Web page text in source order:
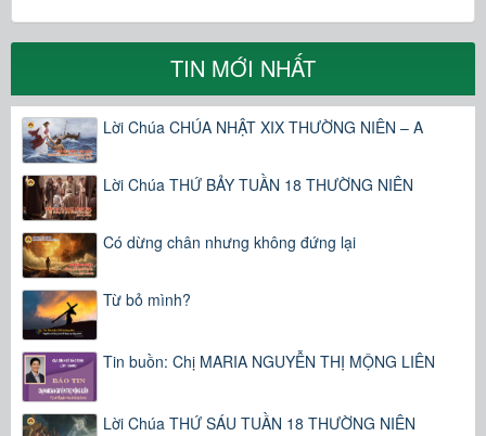
TIN MỚI NHẤT
Lời Chúa CHÚA NHẬT XIX THƯỜNG NIÊN – A
Lời Chúa THỨ BẢY TUẦN 18 THƯỜNG NIÊN
Có dừng chân nhưng không đứng lại
Từ bỏ mình?
Tin buồn: Chị MARIA NGUYỄN THỊ MỘNG LIÊN
Lời Chúa THỨ SÁU TUẦN 18 THƯỜNG NIÊN